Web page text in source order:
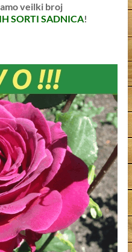
veilki broj
SORTI SADNICA!